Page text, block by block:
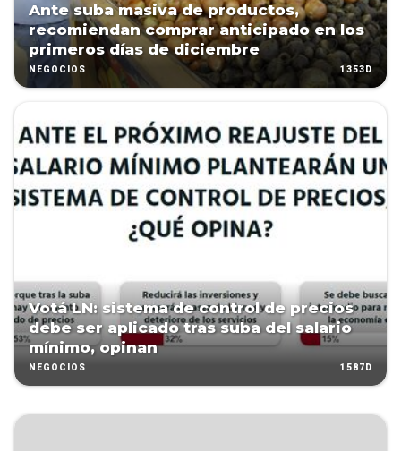
Ante suba masiva de productos,
recomiendan comprar anticipado en los
primeros días de diciembre
NEGOCIOS 1353D
Votá LN: sistema de control de precios
debe ser aplicado tras suba del salario
mínimo, opinan
NEGOCIOS 1587D